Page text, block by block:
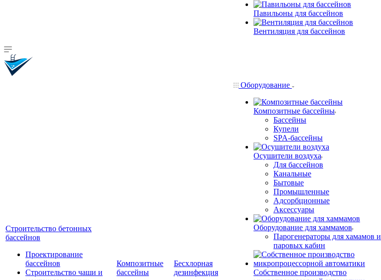
Павильоны для бассейнов
Вентиляция для бассейнов
Строительство бетонных
бассейнов
Проектирование
бассейнов
Строительство чаши и
Композитные
бассейны
Бесхлорная
дезинфекция
Оборудование
Композитные бассейны
Бассейны
Купели
SPA-бассейны
Осушители воздуха
Для бассейнов
Канальные
Бытовые
Промышленные
Адсорбционные
Аксессуары
Оборудование для хаммамов
Парогенераторы для хамамов и
паровых кабин
Собственное производство